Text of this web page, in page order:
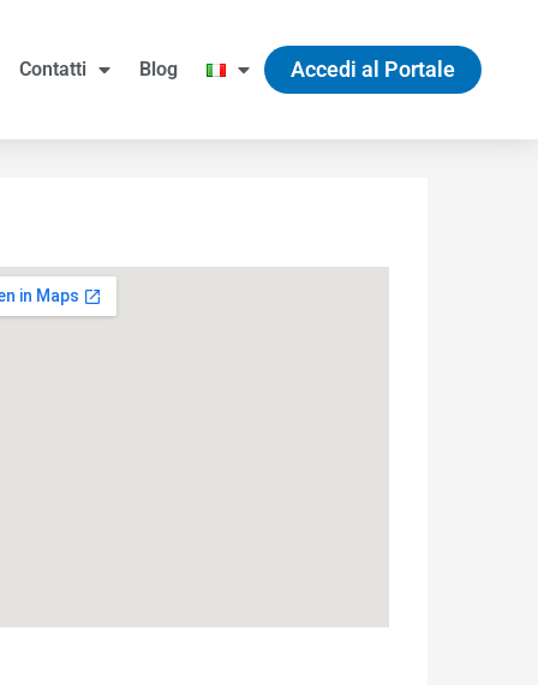
Contatti Blog Accedi al Portale